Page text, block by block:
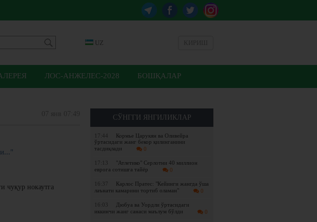
UZ
ЛОС-АНЖЕЛЕС-2028 БОШҚАЛАР
СЎНГГИ ЯНГИЛИКЛАР
17:44
Кормье Царукян ва Оливейра
ўртасидаги жанг бекор қилинганини
тасдиқлади
0
17:13
"Атлетико" Серлотни 40 миллион
еврога сотишга тайёр
0
16:37
Карлос Пратес: "Кейинги жангда ўша
лаънати камарини тортиб оламан"
0
16:03
Дюбуа ва Уордли ўртасидаги
иккинчи жанг санаси маълум бўлди
0
чуқур нокаутга